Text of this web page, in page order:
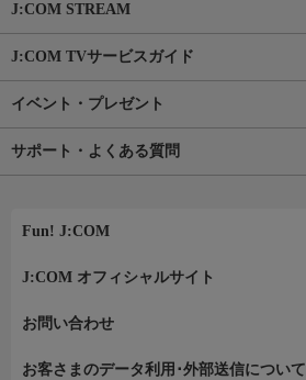
J:COM STREAM
J:COM TVサービスガイド
イベント・プレゼント
サポート・よくある質問
Fun! J:COM
J:COM オフィシャルサイト
お問い合わせ
お客さまのデータ利用･外部送信について